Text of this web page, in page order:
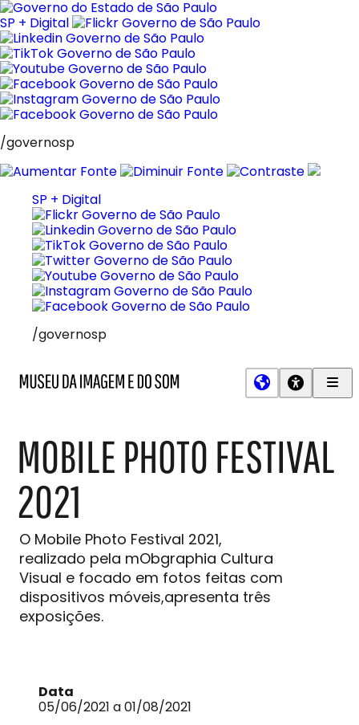
Pular
para
o
conteúdo
SP + Digital
/governosp
SP + Digital
/governosp
e
do
Som
MOBILE PHOTO FESTIVAL
2021
O Mobile Photo Festival 2021,
realizado pela mObgraphia Cultura
Visual e focado em fotos feitas com
dispositivos móveis,apresenta três
exposições.
Data
05/06/2021 a 01/08/2021